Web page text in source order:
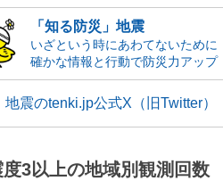
「知る防災」地震
いざという時にあわてないために
確かな情報と行動で防災力アップ
地震のtenki.jp公式X（旧Twitter）
度3以上の地域別観測回数